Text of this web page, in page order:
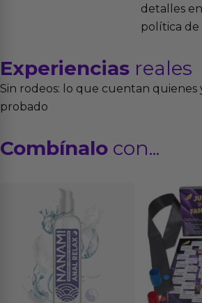
detalles
política de
Experiencias reales
Sin rodeos: lo que cuentan quienes
probado
Combínalo con...